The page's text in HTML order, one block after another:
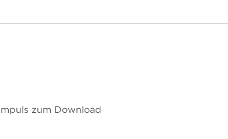
zum Download